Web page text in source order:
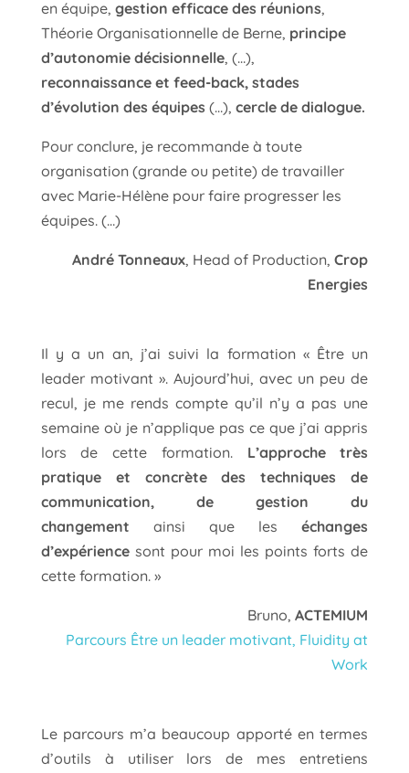
en équipe, gestion efficace des réunions,
Théorie Organisationnelle de Berne, principe
d’autonomie décisionnelle, (…),
reconnaissance et feed-back, stades
d’évolution des équipes (…), cercle de dialogue.
Pour conclure, je recommande à toute
organisation (grande ou petite) de travailler
avec Marie-Hélène pour faire progresser les
équipes. (…)
André Tonneaux, Head of Production,Crop
Energies
Il y a un an, j’ai suivi la formation « Être un
leader motivant ». Aujourd’hui, avec un peu de
recul, je me rends compte qu’il n’y a pas une
semaine où je n’applique pas ce que j’ai appris
lors de cette formation. L’approche très
pratique et concrète des techniques de
communication, de gestion du
changement ainsi que leséchanges
d’expériencesont pour moi les points forts de
cette formation. »
Bruno,ACTEMIUM
Parcours Être un leader motivant, Fluidity at
Work
Le parcours m’a beaucoup apporté en termes
d’outils à utiliser lors de mes entretiens